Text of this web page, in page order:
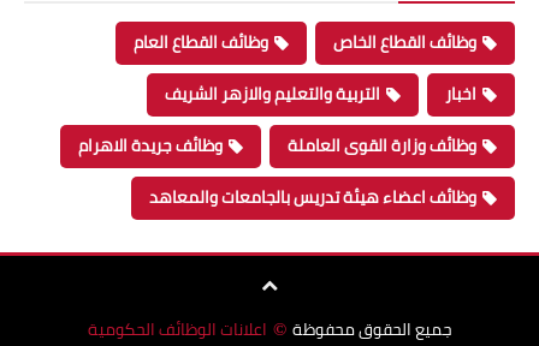
وظائف القطاع الخاص
وظائف القطاع العام
اخبار
التربية والتعليم والازهر الشريف
وظائف وزارة القوى العاملة
وظائف جريدة الاهرام
وظائف اعضاء هيئة تدريس بالجامعات والمعاهد
جميع الحقوق محفوظة © اعلانات الوظائف الحكومية